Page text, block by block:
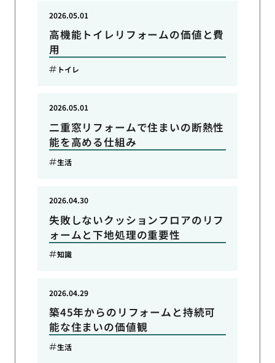
高機能トイレリフォームの価値と費
用
2026.05.01
トイレ
二重窓リフォームで住まいの断熱性
能を高める仕組み
2026.05.01
生活
失敗しないクッションフロアのリフ
ォームと下地処理の重要性
2026.04.30
知識
築45年からのリフォームと持続可
能な住まいの価値観
2026.04.29
生活